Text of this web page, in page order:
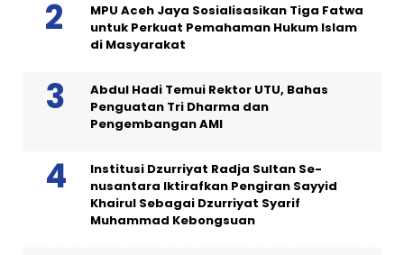
MPU Aceh Jaya Sosialisasikan Tiga Fatwa
untuk Perkuat Pemahaman Hukum Islam
di Masyarakat
Abdul Hadi Temui Rektor UTU, Bahas
Penguatan Tri Dharma dan
Pengembangan AMI
Institusi Dzurriyat Radja Sultan Se-
nusantara Iktirafkan Pengiran Sayyid
Khairul Sebagai Dzurriyat Syarif
Muhammad Kebongsuan